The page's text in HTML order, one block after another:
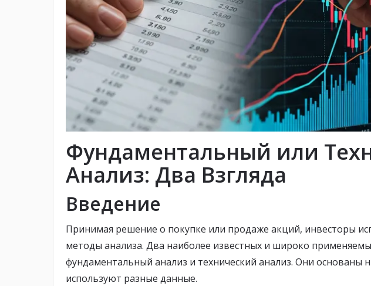
Фундаментальный или
Анализ: Два Взгляда
Введение
Принимая решение о покупке или продаже акций, инвесторы
методы анализа. Два наиболее известных и широко
фундаментальный анализ и технический анализ. Они основаны
используют разные данные.